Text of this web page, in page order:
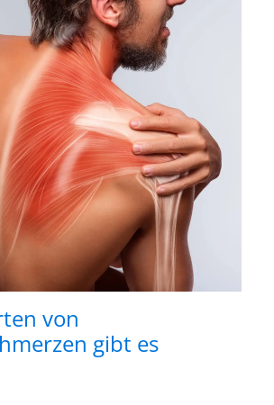
von
gibt es